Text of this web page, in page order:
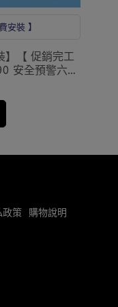
安裝 】
】【 促銷完工
安全預警六合
送32G記憶卡
政策 購物說明